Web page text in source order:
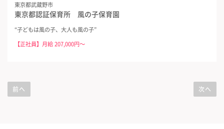
東京都武蔵野市
東京都認証保育所 風の子保育園
“子どもは風の子、大人も風の子”
【正社員】月給 207,000円～
稿 次へ
前へ